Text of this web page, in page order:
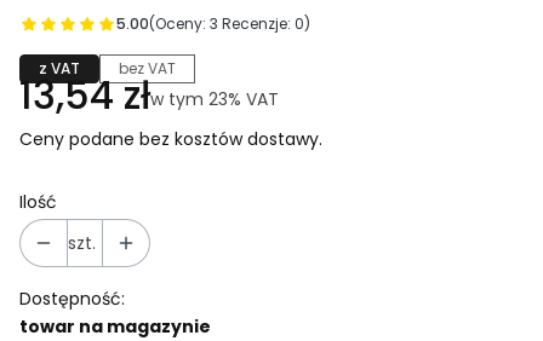
5.00(Oceny: 3 Recenzje: 0)
z VAT bez VAT
Cena
13,54 złw tym 23% VAT
w tym 23% VAT
Ceny podane bez kosztów dostawy.
Ilość
szt.
Dostępność:
towar na magazynie